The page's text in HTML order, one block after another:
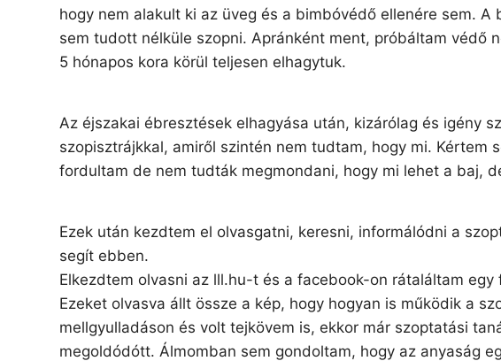
hogy nem alakult ki az üveg és a bimbóvédő ellenére sem.
sem tudott nélküle szopni. Apránként ment, próbáltam védő
5 hónapos kora körül teljesen elhagytuk.
Az éjszakai ébresztések elhagyása után, kizárólag és igény
szopisztrájkkal, amiről szintén nem tudtam, hogy mi.
fordultam de nem tudták megmondani, hogy mi lehet a baj,
Ezek után kezdtem el olvasgatni, keresni, informálódni a
segít ebben.
Elkezdtem olvasni az lll.hu-t és a facebook-on rátaláltam
Ezeket olvasva állt össze a kép, hogy hogyan is működik a
mellgyulladáson és volt tejkövem is, ekkor már szoptatási
megoldódótt. Álmomban sem gondoltam, hogy az anyaság